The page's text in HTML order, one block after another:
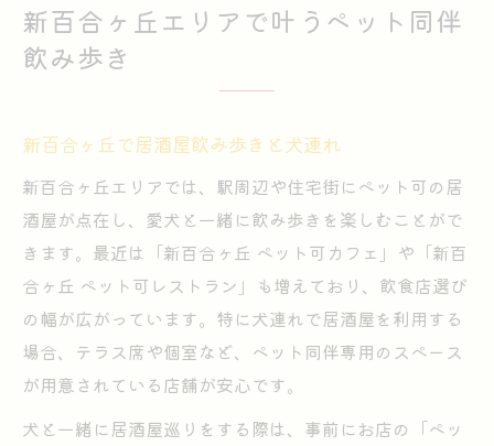
新百合ヶ丘エリアで叶うペット同伴
飲み歩き
新百合ヶ丘で居酒屋飲み歩きと犬連れ
新百合ヶ丘エリアでは、駅周辺や住宅街にペット可の居
酒屋が点在し、愛犬と一緒に飲み歩きを楽しむことがで
きます。最近は「新百合ヶ丘 ペット可カフェ」や「新百
合ヶ丘 ペット可レストラン」も増えており、飲食店選び
の幅が広がっています。特に犬連れで居酒屋を利用する
場合、テラス席や個室など、ペット同伴専用のスペース
が用意されている店舗が安心です。
犬と一緒に居酒屋巡りをする際は、事前にお店の「ペッ